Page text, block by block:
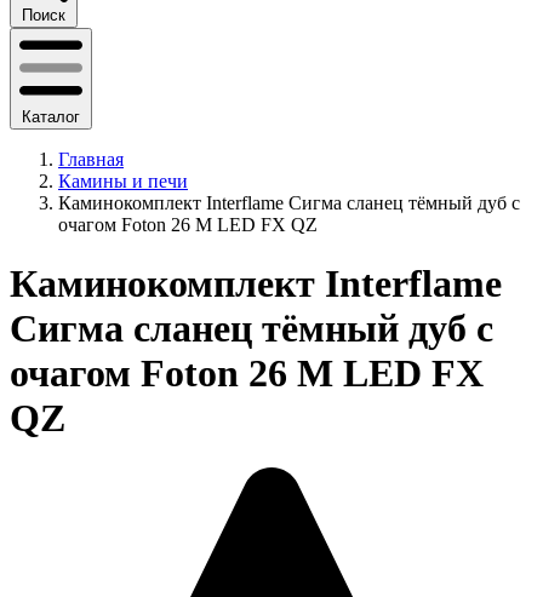
Поиск
Каталог
Главная
Камины и печи
Каминокомплект Interflame Сигма сланец тёмный дуб с
очагом Foton 26 M LED FX QZ
Каминокомплект Interflame
Сигма сланец тёмный дуб с
очагом Foton 26 M LED FX
QZ